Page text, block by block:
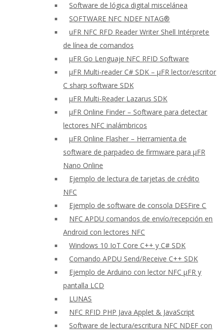
Software de lógica digital miscelánea
SOFTWARE NFC NDEF NTAG®
uFR NFC RFD Reader Writer Shell Intérprete
de línea de comandos
μFR Go Lenguaje NFC RFID Software
μFR Multi-reader C# SDK – μFR lector/escritor
C sharp software SDK
μFR Multi-Reader Lazarus SDK
μFR Online Finder – Software para detectar
lectores NFC inalámbricos
μFR Online Flasher – Herramienta de
software de parpadeo de firmware para μFR
Nano Online
Ejemplo de lectura de tarjetas de crédito
NFC
Ejemplo de software de consola DESFire C
NFC APDU comandos de envío/recepción en
Android con lectores NFC
Windows 10 IoT Core C++ y C# SDK
Comando APDU Send/Receive C++ SDK
Ejemplo de Arduino con lector NFC μFR y
pantalla LCD
LUNAS
NFC RFID PHP Java Applet & JavaScript
Software de lectura/escritura NFC NDEF con